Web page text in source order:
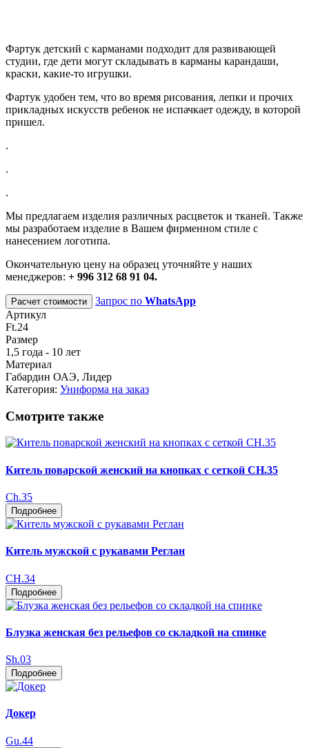
Фартук детский с карманами подходит для развивающей
студии, где дети могут складывать в карманы карандаши,
краски, какие-то игрушки.
Фартук удобен тем, что во время рисования, лепки и прочих
прикладных искусств ребенок не испачкает одежду, в которой
пришел.
.
.
.
Мы предлагаем изделия различных расцветок и тканей. Также
мы разработаем изделие в Вашем фирменном стиле с
нанесением логотипа.
Окончательную цену на образец уточняйте у наших
менеджеров: + 996 312 68 91 04.
Расчет стоимости Запрос по WhatsApp
Артикул
Ft.24
Размер
1,5 года - 10 лет
Материал
Габардин ОАЭ, Лидер
Категория: Униформа на заказ
Смотрите также
Китель поварской женский на кнопках с сеткой CH.35
Ch.35
Подробнее
Китель мужской с рукавами Реглан
CH.34
Подробнее
Блузка женская без рельефов со складкой на спинке
Sh.03
Подробнее
Докер
Gu.44